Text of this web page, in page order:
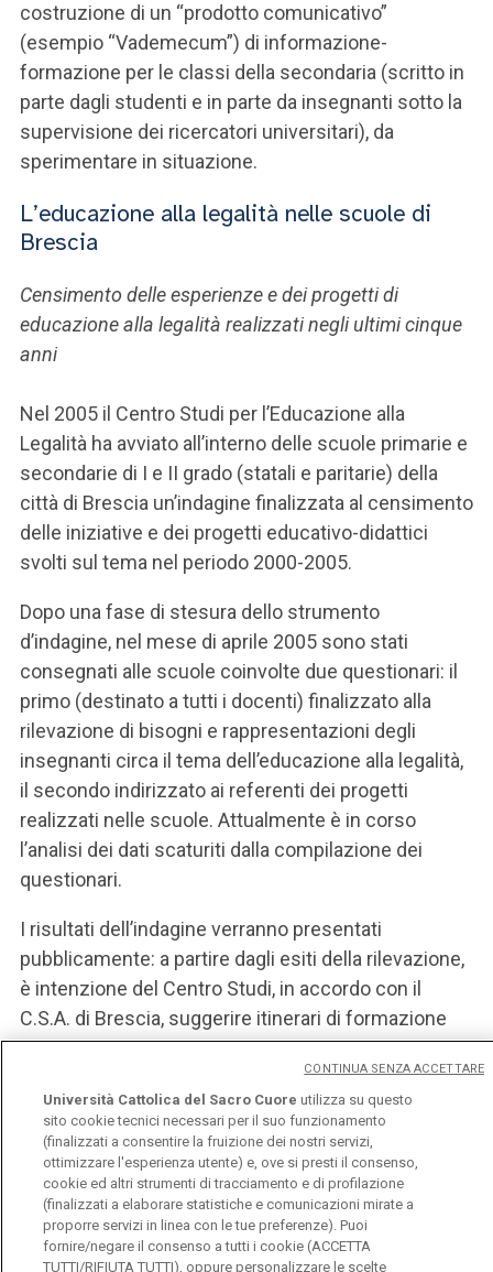
costruzione di un “prodotto comunicativo”
(esempio “Vademecum”) di informazione-
formazione per le classi della secondaria (scritto in
parte dagli studenti e in parte da insegnanti sotto la
supervisione dei ricercatori universitari), da
sperimentare in situazione.
L’educazione alla legalità nelle scuole di
Brescia
Censimento delle esperienze e dei progetti di
educazione alla legalità realizzati negli ultimi cinque
anni
Nel 2005 il Centro Studi per l’Educazione alla
Legalità ha avviato all’interno delle scuole primarie e
secondarie di I e II grado (statali e paritarie) della
città di Brescia un’indagine finalizzata al censimento
delle iniziative e dei progetti educativo-didattici
svolti sul tema nel periodo 2000-2005.
Dopo una fase di stesura dello strumento
d’indagine, nel mese di aprile 2005 sono stati
consegnati alle scuole coinvolte due questionari: il
primo (destinato a tutti i docenti) finalizzato alla
rilevazione di bisogni e rappresentazioni degli
insegnanti circa il tema dell’educazione alla legalità,
il secondo indirizzato ai referenti dei progetti
realizzati nelle scuole. Attualmente è in corso
l’analisi dei dati scaturiti dalla compilazione dei
questionari.
I risultati dell’indagine verranno presentati
pubblicamente: a partire dagli esiti della rilevazione,
è intenzione del Centro Studi, in accordo con il
C.S.A. di Brescia, suggerire itinerari di formazione
sul tema, debitamente rivolti a docenti e
Il questionario(pdf)
Università Cattolica del Sacro Cuore utilizza su questo
sito cookie tecnici necessari per il suo funzionamento
(finalizzati a consentire la fruizione dei nostri servizi,
ottimizzare l'esperienza utente) e, ove si presti il consenso,
cookie ed altri strumenti di tracciamento e di profilazione
(finalizzati a elaborare statistiche e comunicazioni mirate a
proporre servizi in linea con le tue preferenze). Puoi
fornire/negare il consenso a tutti i cookie (ACCETTA
TUTTI/RIFIUTA TUTTI), oppure personalizzare le scelte
CONTINUA SENZA ACCETTARE